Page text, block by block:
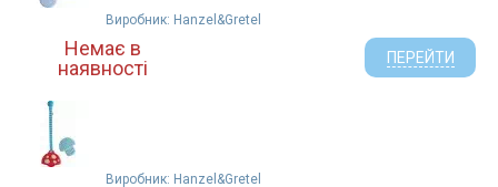
Виробник: Hanzel&Gretel
Немає в
наявності
ПЕРЕЙТИ
Виробник: Hanzel&Gretel